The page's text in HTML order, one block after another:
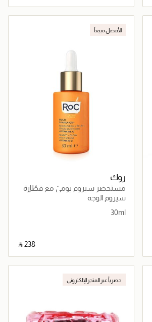
جاري تحميل التفاصيل
الأفضل مبيعاً
روك
مستحضر سيروم يوميّ مع قطّارة
متعدّد الإصلاحات يُجدّد ويمنح التألّق
سيروم الوجه
30ml
‎ ⃁ ⁦238⁩ ‎
جاري تحميل التفاصيل
حصرياً عبر المتجر الإلكتروني